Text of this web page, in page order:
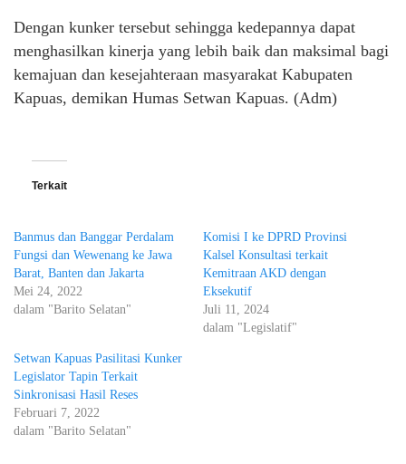
Dengan kunker tersebut sehingga kedepannya dapat
menghasilkan kinerja yang lebih baik dan maksimal bagi
kemajuan dan kesejahteraan masyarakat Kabupaten
Kapuas, demikan Humas Setwan Kapuas. (Adm)
Terkait
Banmus dan Banggar Perdalam
Fungsi dan Wewenang ke Jawa
Barat, Banten dan Jakarta
Mei 24, 2022
dalam "Barito Selatan"
Komisi I ke DPRD Provinsi
Kalsel Konsultasi terkait
Kemitraan AKD dengan
Eksekutif
Juli 11, 2024
dalam "Legislatif"
Setwan Kapuas Pasilitasi Kunker
Legislator Tapin Terkait
Sinkronisasi Hasil Reses
Februari 7, 2022
dalam "Barito Selatan"